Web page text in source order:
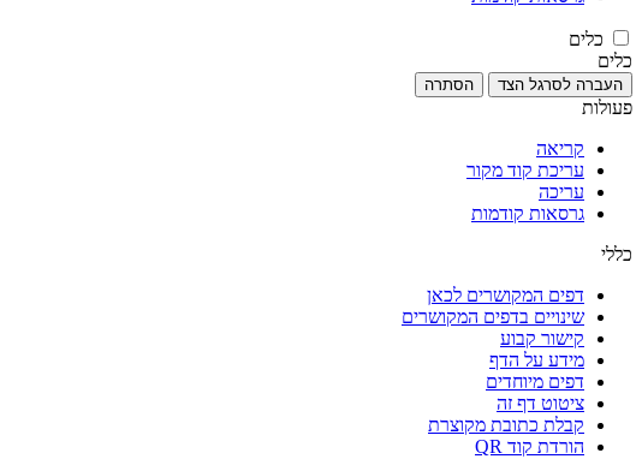
כלים
כלים
העברה לסרגל הצד הסתרה
פעולות
קריאה
עריכת קוד מקור
עריכה
גרסאות קודמות
כללי
דפים המקושרים לכאן
שינויים בדפים המקושרים
קישור קבוע
מידע על הדף
דפים מיוחדים
ציטוט דף זה
קבלת כתובת מקוצרת
הורדת קוד QR